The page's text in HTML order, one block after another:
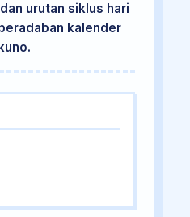
urutan siklus hari
kalender